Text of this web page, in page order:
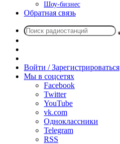
Шоу-бизнес
Обратная связь
радио
Войти / Зарегистрироваться
Мы в соцсетях
Facebook
Twitter
YouTube
vk.com
Одноклассники
Telegram
RSS